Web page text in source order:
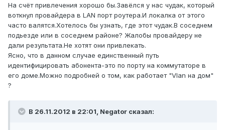
На счёт привлечения хорошо бы.Завёлся у нас чудак, который
воткнул провайдера в LAN порт роутера.И локалка от этого
часто валятся.Хотелось бы узнать, где этот чудак.В соседнем
подьезде или в соседнем районе? Жалобы провайдеру не
дали результата.Не хотят они привлекать.
Ясно, что в данном случае единственный путь
идентифицировать абонента-это по порту на коммутаторе в
его доме.Можно подробней о том, как работает "Vlan на дом"
?
В 26.11.2012 в 22:01, Negator сказал: